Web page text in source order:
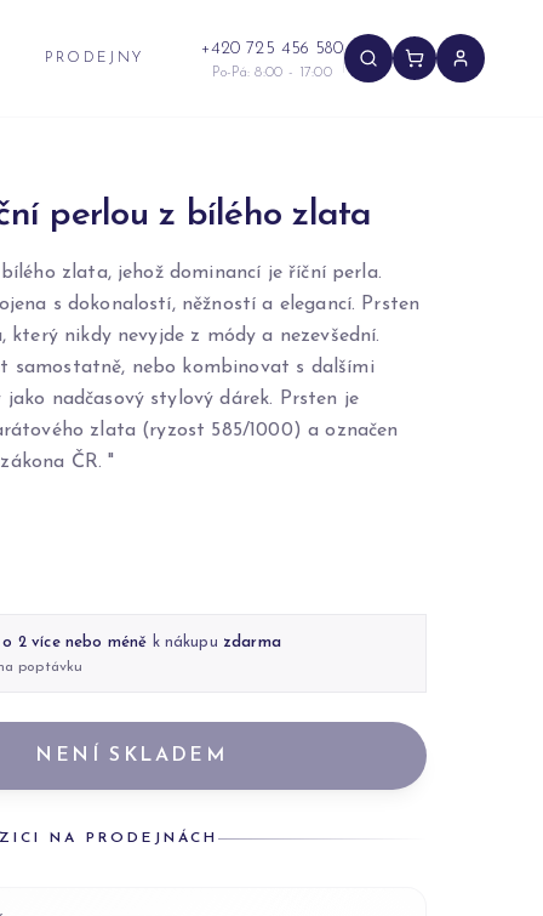
PRODEJNY +420 725 456 580
Po-Pá: 8:00 - 17:00
perlou z bílého zlata
zlata, jehož dominancí je říční perla.
s dokonalostí, něžností a elegancí. Prsten
který nikdy nevyjde z módy a nezevšední.
samostatně, nebo kombinovat s dalšími
jako nadčasový stylový dárek. Prsten je
zlata (ryzost 585/1000) a označen
ČR. "
2 více nebo méně k nákupu zdarma
poptávku
NENÍ SKLADEM
NA PRODEJNÁCH